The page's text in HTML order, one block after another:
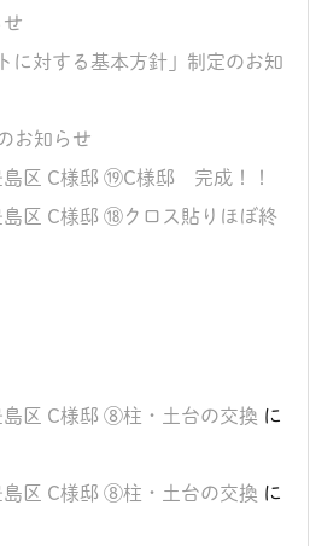
に対する基本方針」制定のお知
お知らせ
区 C様邸 ⑲C様邸 完成！！
区 C様邸 ⑱クロス貼りほぼ終
区 C様邸 ⑧柱・土台の交換 に
区 C様邸 ⑧柱・土台の交換 に